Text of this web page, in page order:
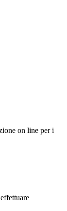
on line per i